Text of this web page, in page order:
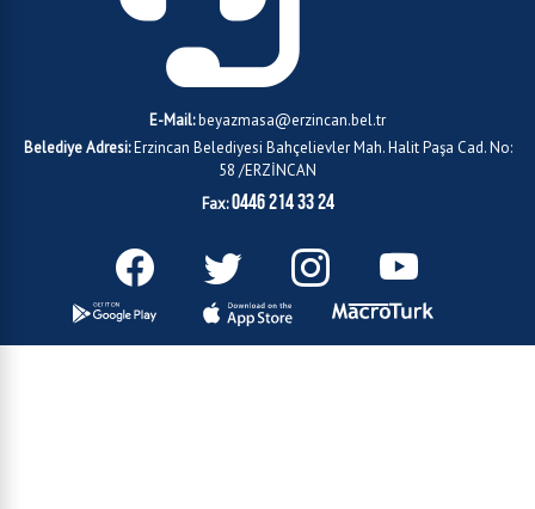
E-Mail:beyazmasa@erzincan.bel.tr
Belediye Adresi:Erzincan Belediyesi Bahçelievler Mah. Halit Paşa Cad. No:
58 /ERZİNCAN
Fax:0446 214 33 24